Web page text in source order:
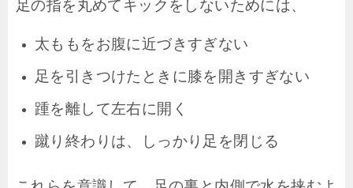
足の指を丸めてキックをしないためには、
太ももをお腹に近づきすぎない
足を引きつけたときに膝を開きすぎない
踵を離して左右に開く
蹴り終わりは、しっかり足を閉じる